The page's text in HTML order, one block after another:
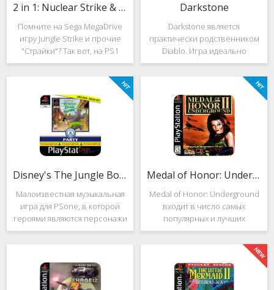
2 in 1: Nuclear Strike & Soviet Strike
Помните на Sega MegaDrive
игру Jungle Strike и прочие
"Страйки"? Так вот, на PS1
данная серия продолжила
своё существование. Вышло
ещё 2 "Страйка", где мы всё
так же управляем вертолётом
и уничтожаем
Darkstone
Darkstone является
практически родственником
Diablo. Игра идеально
подойдёт для тех, кто ищет
альтернативу последнему.
Несмотря на то, что эти 2
игры создавались разными
людьми, Darkstone имеет
общие
Disney's The Jungle Book: Groove Party
Малоизвестная музыкальная
игра для PSone, в которой
героями являются персонажи
"Книги джунглей". Это не
платформер и не Action.
оригинален. Перед стартом
вы будете выбирать песню.
Medal of Honor: Underground
Medal of Honor: Underground
входит в число самых
популярных и лучших
шутеров от первого лица для
Sony Playstation. Эта игра
посвящена Второй мировой
войне. Вы будете играть за
девушку Менон. Являясь